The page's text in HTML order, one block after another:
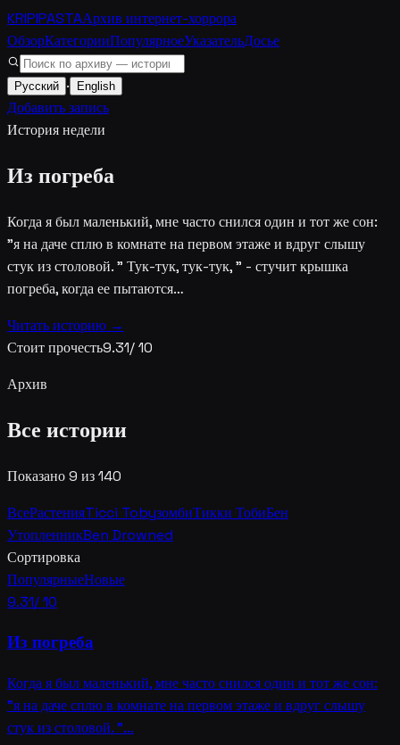
KRIPIPASTAАрхив интернет-хоррора
ОбзорКатегорииПопулярноеУказательДосье
Русский · English
Добавить запись
История недели
Из погреба
Когда я был маленький, мне часто снился один и тот же сон:
"я на даче сплю в комнате на первом этаже и вдруг слышу
стук из столовой. " Тук-тук, тук-тук, " - стучит крышка
погреба, когда ее пытаются…
Читать историю →
Стоит прочесть9.31/ 10
Архив
Все истории
Показано 9 из 140
ВсеРастенияTicci TobyзомбиТикки ТобиБен
УтопленникBen Drowned
Сортировка
ПопулярныеНовые
9.31/ 10
Из погреба
Когда я был маленький, мне часто снился один и тот же сон:
"я на даче сплю в комнате на первом этаже и вдруг слышу
стук из столовой. "…